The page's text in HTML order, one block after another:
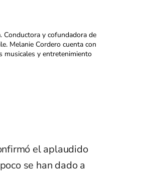
Conductora y cofundadora de
Melanie Cordero cuenta con
musicales y entretenimiento
el aplaudido
se han dado a